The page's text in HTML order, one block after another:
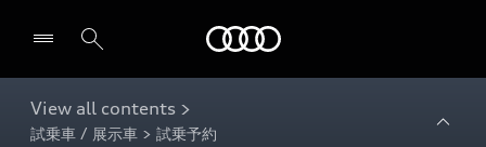
View all contents >
試乗車 / 展示車 > 試乗予約